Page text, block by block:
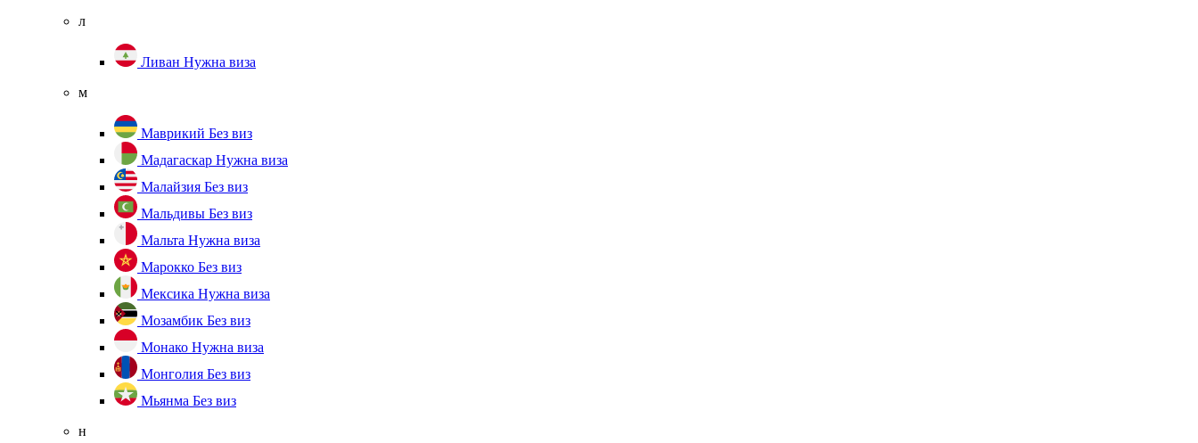
л
Ливан Нужна виза
м
Маврикий Без виз
Мадагаскар Нужна виза
Малайзия Без виз
Мальдивы Без виз
Мальта Нужна виза
Марокко Без виз
Мексика Нужна виза
Мозамбик Без виз
Монако Нужна виза
Монголия Без виз
Мьянма Без виз
н